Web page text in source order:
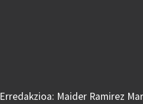
Erredakzioa: Maider Ramirez